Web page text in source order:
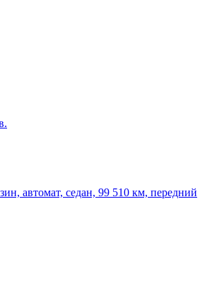
автомат, седан, 99 510 км, передний